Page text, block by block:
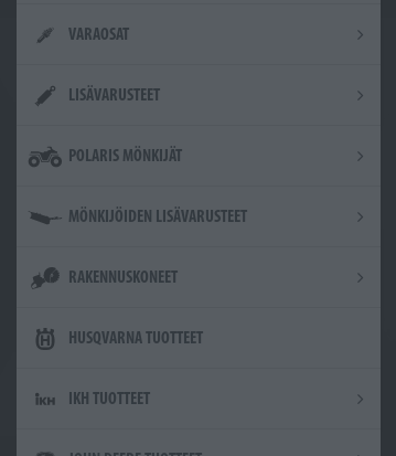
VARAOSAT
LISÄVARUSTEET
POLARIS MÖNKIJÄT
MÖNKIJÖIDEN LISÄVARUSTEET
RAKENNUSKONEET
HUSQVARNA TUOTTEET
IKH TUOTTEET